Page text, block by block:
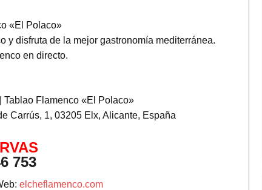
«El Polaco»
y disfruta de la mejor gastronomía mediterránea.
en directo.
Tablao Flamenco «El Polaco»
Carrús, 1, 03205 Elx, Alicante, España
753
elcheflamenco.com